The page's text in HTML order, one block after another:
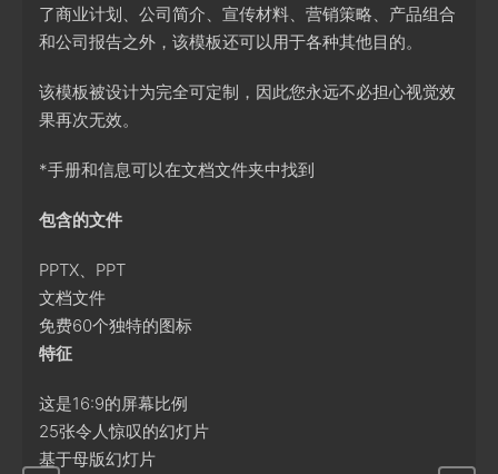
了商业计划、公司简介、宣传材料、营销策略、产品组合
和公司报告之外，该模板还可以用于各种其他目的。
该模板被设计为完全可定制，因此您永远不必担心视觉效
果再次无效。
*手册和信息可以在文档文件夹中找到
包含的文件
PPTX、PPT
文档文件
免费60个独特的图标
特征
这是16:9的屏幕比例
25张令人惊叹的幻灯片
基于母版幻灯片